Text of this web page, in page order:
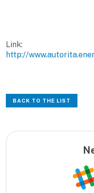
Link:
http://
BACK TO THE LIST